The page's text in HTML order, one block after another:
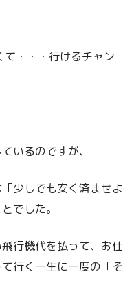
・・・行けるチャン
いるのですが、
少しでも安く済ませよ
でした。
行機代を払って、お仕
行く一生に一度の「そ